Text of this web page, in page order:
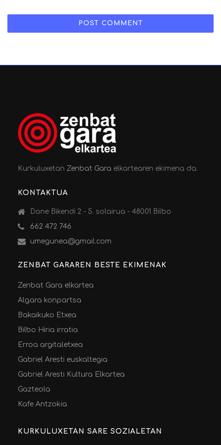
KurkuluxetanZenbat Gara elkartearen ekimena da.
KONTAKTUA
Done Bikendi 2 - 5. solairua - 48001 Bilbo
662 472 746
umegunea@gmail.com
ZENBAT GARAREN BESTE EKIMENAK
Zenbat Gara elkartea
Algara konpartsa
Bakaikuko Etxea
Bilbo Hiria irratia
Erroa argitaletxea
Gabriel Aresti euskaltegia
Gabriel Aresti Kultura Elkartea
Gazteola
Kafe Antzokia
KURKULUXETAN SARE SOZIALETAN